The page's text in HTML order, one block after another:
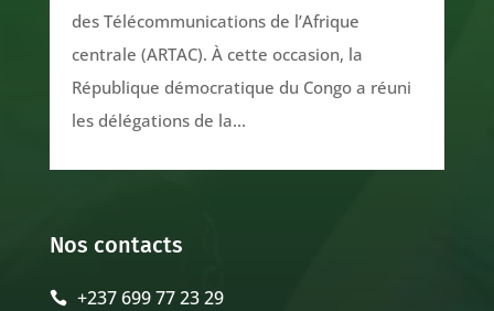
des Télécommunications de l’Afrique
centrale (ARTAC). À cette occasion, la
République démocratique du Congo a réuni
les délégations de la...
Nos contacts
 +237 699 77 23 29